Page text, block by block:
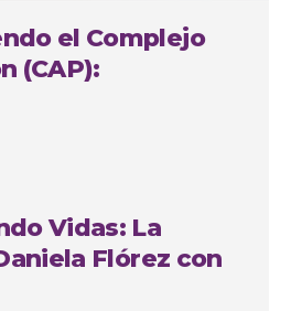
el Complejo
(CAP):
Soluciones en
Vidas: La
Flórez con
Quirúrgico en